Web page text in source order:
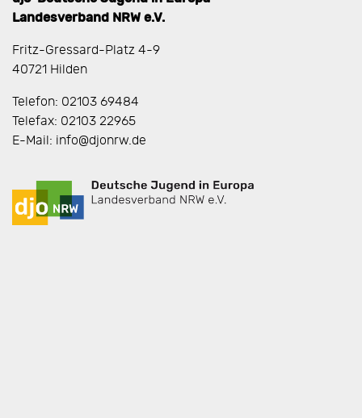
Landesverband NRW e.V.
Fritz-Gressard-Platz 4-9
40721 Hilden
Telefon: 02103 69484
Telefax: 02103 22965
E-Mail: info@djonrw.de